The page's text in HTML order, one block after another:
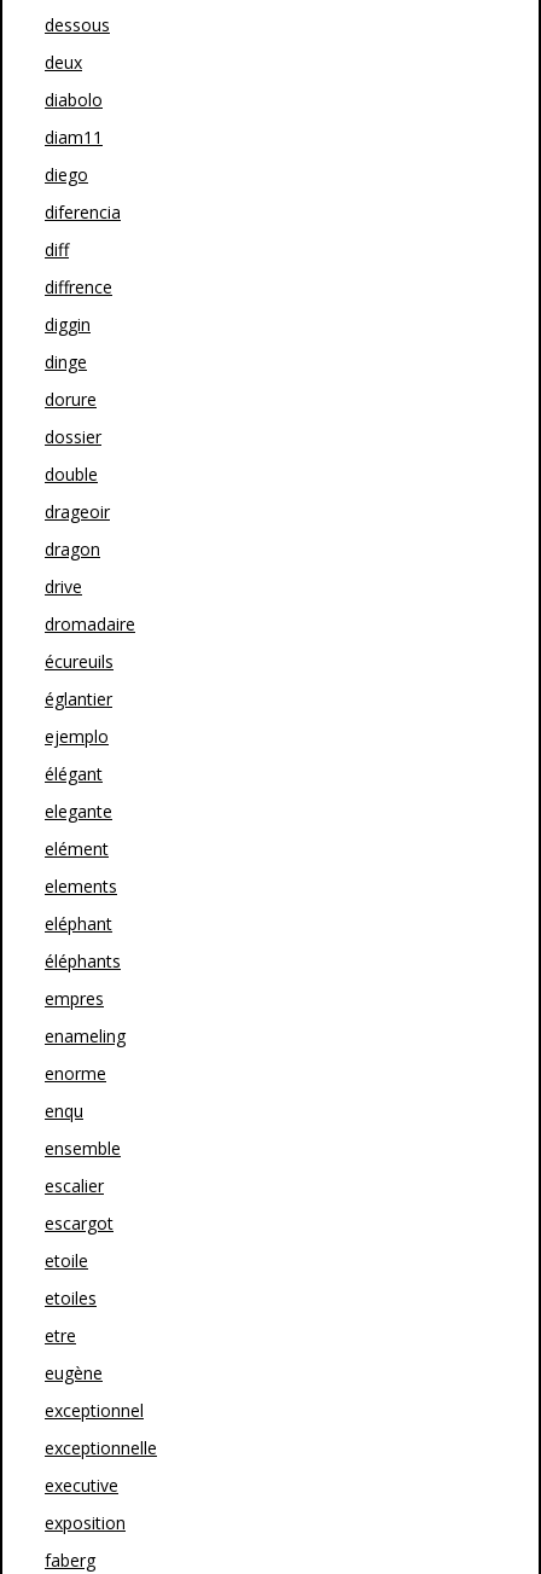
dessous
deux
diabolo
diam11
diego
diferencia
diff
diffrence
diggin
dinge
dorure
dossier
double
drageoir
dragon
drive
dromadaire
écureuils
églantier
ejemplo
élégant
elegante
elément
elements
eléphant
éléphants
empres
enameling
enorme
enqu
ensemble
escalier
escargot
etoile
etoiles
etre
eugène
exceptionnel
exceptionnelle
executive
exposition
faberg